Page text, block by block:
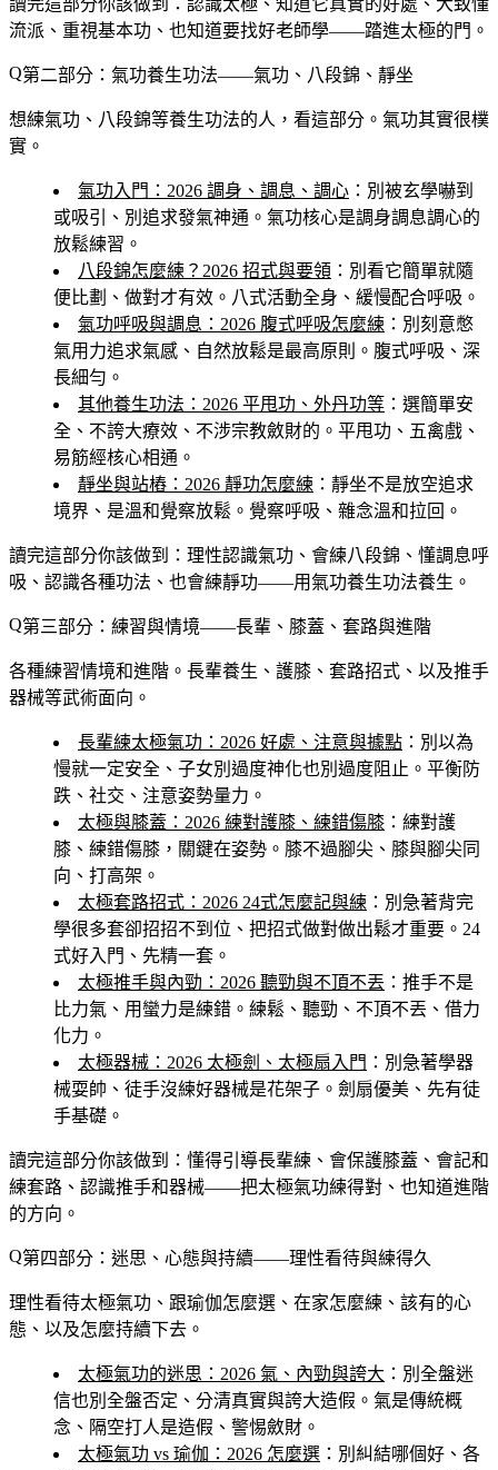
流派、重視基本功、也知道要找好老師學——踏進太極的門。
第二部分：氣功養生功法——氣功、八段錦、靜坐
想練氣功、八段錦等養生功法的人，看這部分。氣功其實很樸
實。
氣功入門：2026 調身、調息、調心 ：別被玄學嚇到
或吸引、別追求發氣神通。氣功核心是調身調息調心的
放鬆練習。
八段錦怎麼練？2026 招式與要領 ：別看它簡單就隨
便比劃、做對才有效。八式活動全身、緩慢配合呼吸。
氣功呼吸與調息：2026 腹式呼吸怎麼練 ：別刻意憋
氣用力追求氣感、自然放鬆是最高原則。腹式呼吸、深
長細勻。
其他養生功法：2026 平甩功、外丹功等 ：選簡單安
全、不誇大療效、不涉宗教斂財的。平甩功、五禽戲、
易筋經核心相通。
靜坐與站樁：2026 靜功怎麼練 ：靜坐不是放空追求
境界、是溫和覺察放鬆。覺察呼吸、雜念溫和拉回。
讀完這部分你該做到 ：理性認識氣功、會練八段錦、懂調息呼
吸、認識各種功法、也會練靜功——用氣功養生功法養生。
第三部分：練習與情境——長輩、膝蓋、套路與進階
各種練習情境和進階。長輩養生、護膝、套路招式、以及推手
器械等武術面向。
長輩練太極氣功：2026 好處、注意與據點 ：別以為
慢就一定安全、子女別過度神化也別過度阻止。平衡防
跌、社交、注意姿勢量力。
太極與膝蓋：2026 練對護膝、練錯傷膝 ：練對護
膝、練錯傷膝，關鍵在姿勢。膝不過腳尖、膝與腳尖同
向、打高架。
太極套路招式：2026 24式怎麼記與練 ：別急著背完
學很多套卻招招不到位、把招式做對做出鬆才重要。24
式好入門、先精一套。
太極推手與內勁：2026 聽勁與不頂不丟 ：推手不是
比力氣、用蠻力是練錯。練鬆、聽勁、不頂不丟、借力
化力。
太極器械：2026 太極劍、太極扇入門 ：別急著學器
械耍帥、徒手沒練好器械是花架子。劍扇優美、先有徒
手基礎。
讀完這部分你該做到 ：懂得引導長輩練、會保護膝蓋、會記和
練套路、認識推手和器械——把太極氣功練得對、也知道進階
的方向。
第四部分：迷思、心態與持續——理性看待與練得久
理性看待太極氣功、跟瑜伽怎麼選、在家怎麼練、該有的心
態、以及怎麼持續下去。
太極氣功的迷思：2026 氣、內勁與誇大 ：別全盤迷
信也別全盤否定、分清真實與誇大造假。氣是傳統概
念、隔空打人是造假、警惕斂財。
太極氣功 vs 瑜伽：2026 怎麼選 ：別糾結哪個好、各